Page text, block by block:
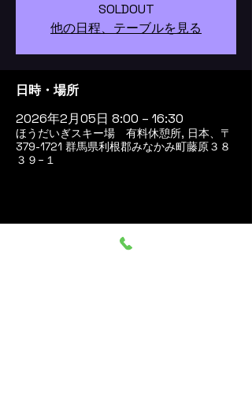
SOLDOUT
他の日程、テーブルを見る
日時・場所
2026年2月05日 8:00 – 16:30
ほうだいぎスキー場 有料休憩所, 日本、〒
379-1721 群馬県利根郡みなかみ町藤原３８
３９−１
このイベントをシェア